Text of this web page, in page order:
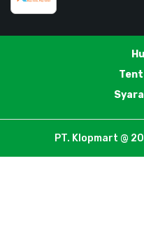
PT. Klopmart @